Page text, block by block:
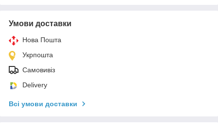
Умови доставки
Нова Пошта
Укрпошта
Самовивіз
Delivery
Всі умови доставки